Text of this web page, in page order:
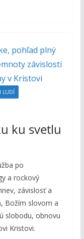
ĽUDÍ
ku svetlu
po
a rockový
závislosť a
Božím slovom a
slobodu, obnovu
Kristovi.